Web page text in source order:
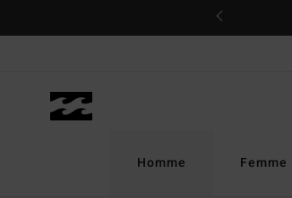
Homme Femme